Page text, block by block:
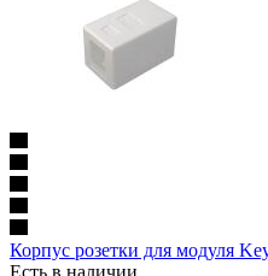
Корпус розетки для модуля
Есть в наличии